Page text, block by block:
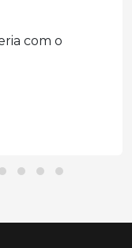
a peça "O...